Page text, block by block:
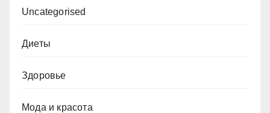
Uncategorised
Диеты
Здоровье
Мода и красота